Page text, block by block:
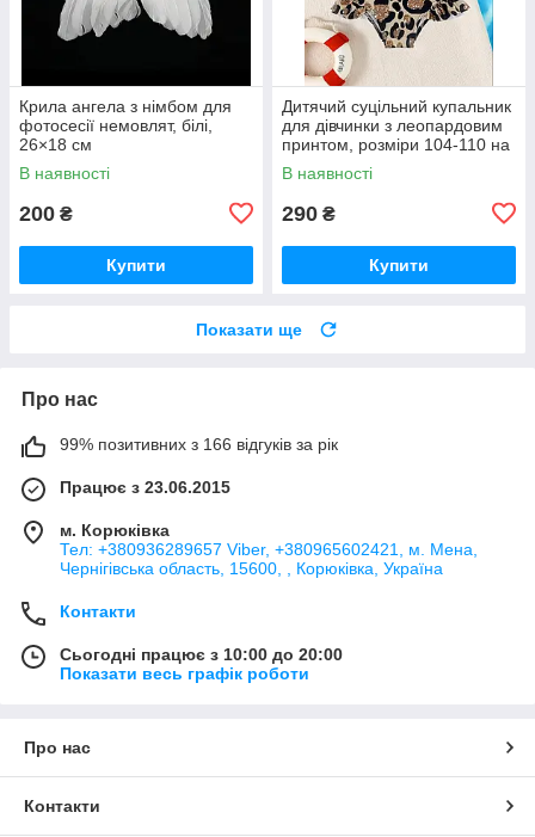
Крила ангела з німбом для
фотосесії немовлят, білі,
26×18 см
В наявності
200 ₴
Купити
Дитячий суцільний купальник
для дівчинки з леопардовим
принтом, розміри 104-110 на
4-5років та 110-116 на 5-6
років
В наявності
290 ₴
Купити
Показати ще
Про нас
99% позитивних з 166 відгуків за рік
Працює з 23.06.2015
м. Корюківка
Тел: +380936289657 Viber, +380965602421, м. Мена,
Чернігівська область, 15600, , Корюківка, Україна
Контакти
Сьогодні працює з 10:00 до 20:00
Показати весь графік роботи
Про нас
Контакти